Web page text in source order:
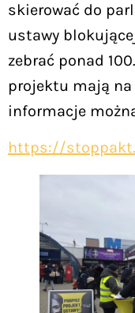
skierować do
ustawy
zebrać ponad
projektu mają
informacje
https://